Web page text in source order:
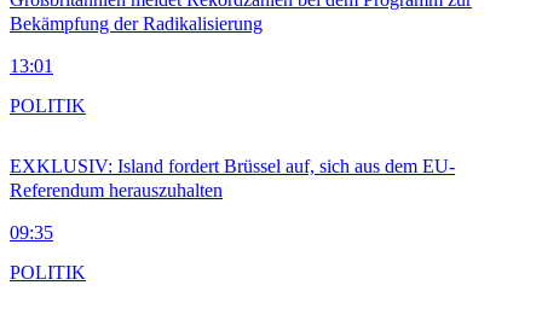
Bekämpfung der Radikalisierung
13:01
EXKLUSIV: Island fordert Brüssel auf, sich aus dem EU-
Referendum herauszuhalten
09:35
POLITIK
POLITIK